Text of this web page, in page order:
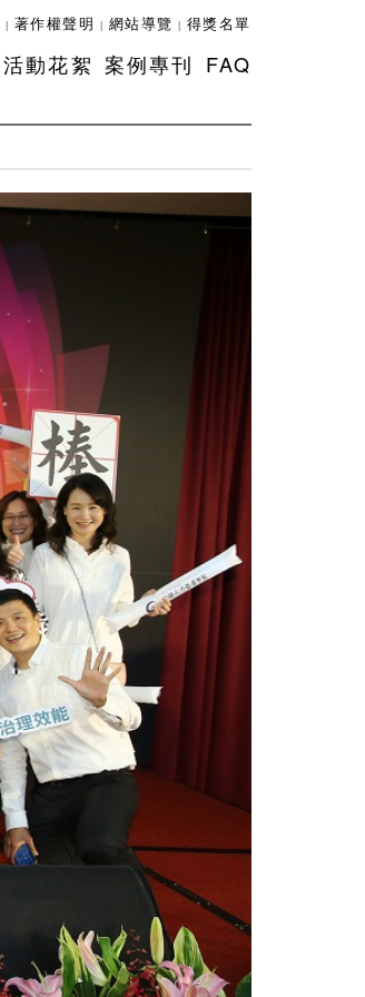
| 著作權聲明 | 網站導覽 | 得獎名單
活動花絮 案例專刊 FAQ